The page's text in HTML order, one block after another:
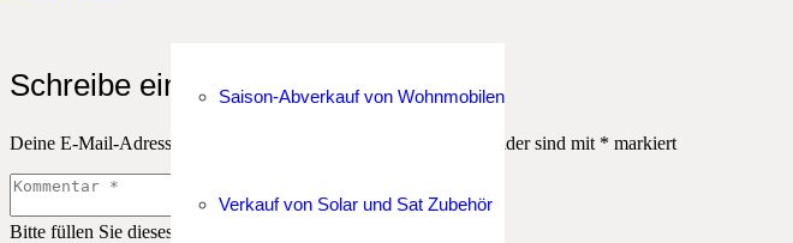
Saison-Abverkauf von Wohnmobilen
Verkauf von Solar und Sat Zubehör
Schreibe einen Kommentar
Deine E-Mail-Adresse wird nicht veröffentlicht. Erforderliche Felder sind mit * markiert
Bitte füllen Sie dieses Feld aus.